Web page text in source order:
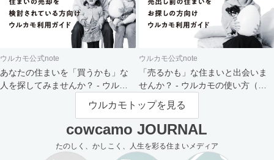
ウルカモ公式note
あなたの住まいを「買うかも」な
人を探してみませんか？ - ウルカ
ウルカモ公式note
「売るかも」な住まいと出会いま
せんか？ - ウルカモの使い方（買
主さま向け）
ウルカモトップを見る
cowcamo JOURNAL
たのしく、かしこく、人生を彩る住まいメディア